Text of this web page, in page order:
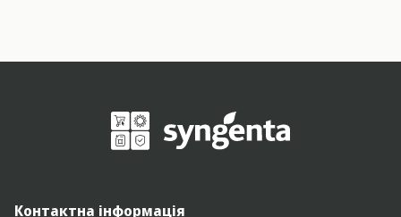
Контактна інформація